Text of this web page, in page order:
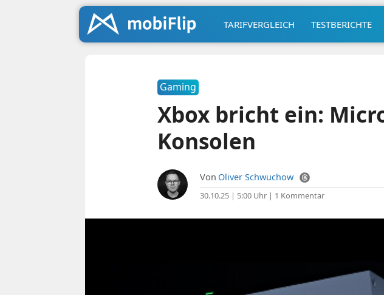
TARIFVERGLEICH TESTBERICHTE
Gaming
Xbox bricht ein:
Konsolen
Von Oliver Schwuchow
30.10.25 | 5:00 Uhr| 1 Kommentar